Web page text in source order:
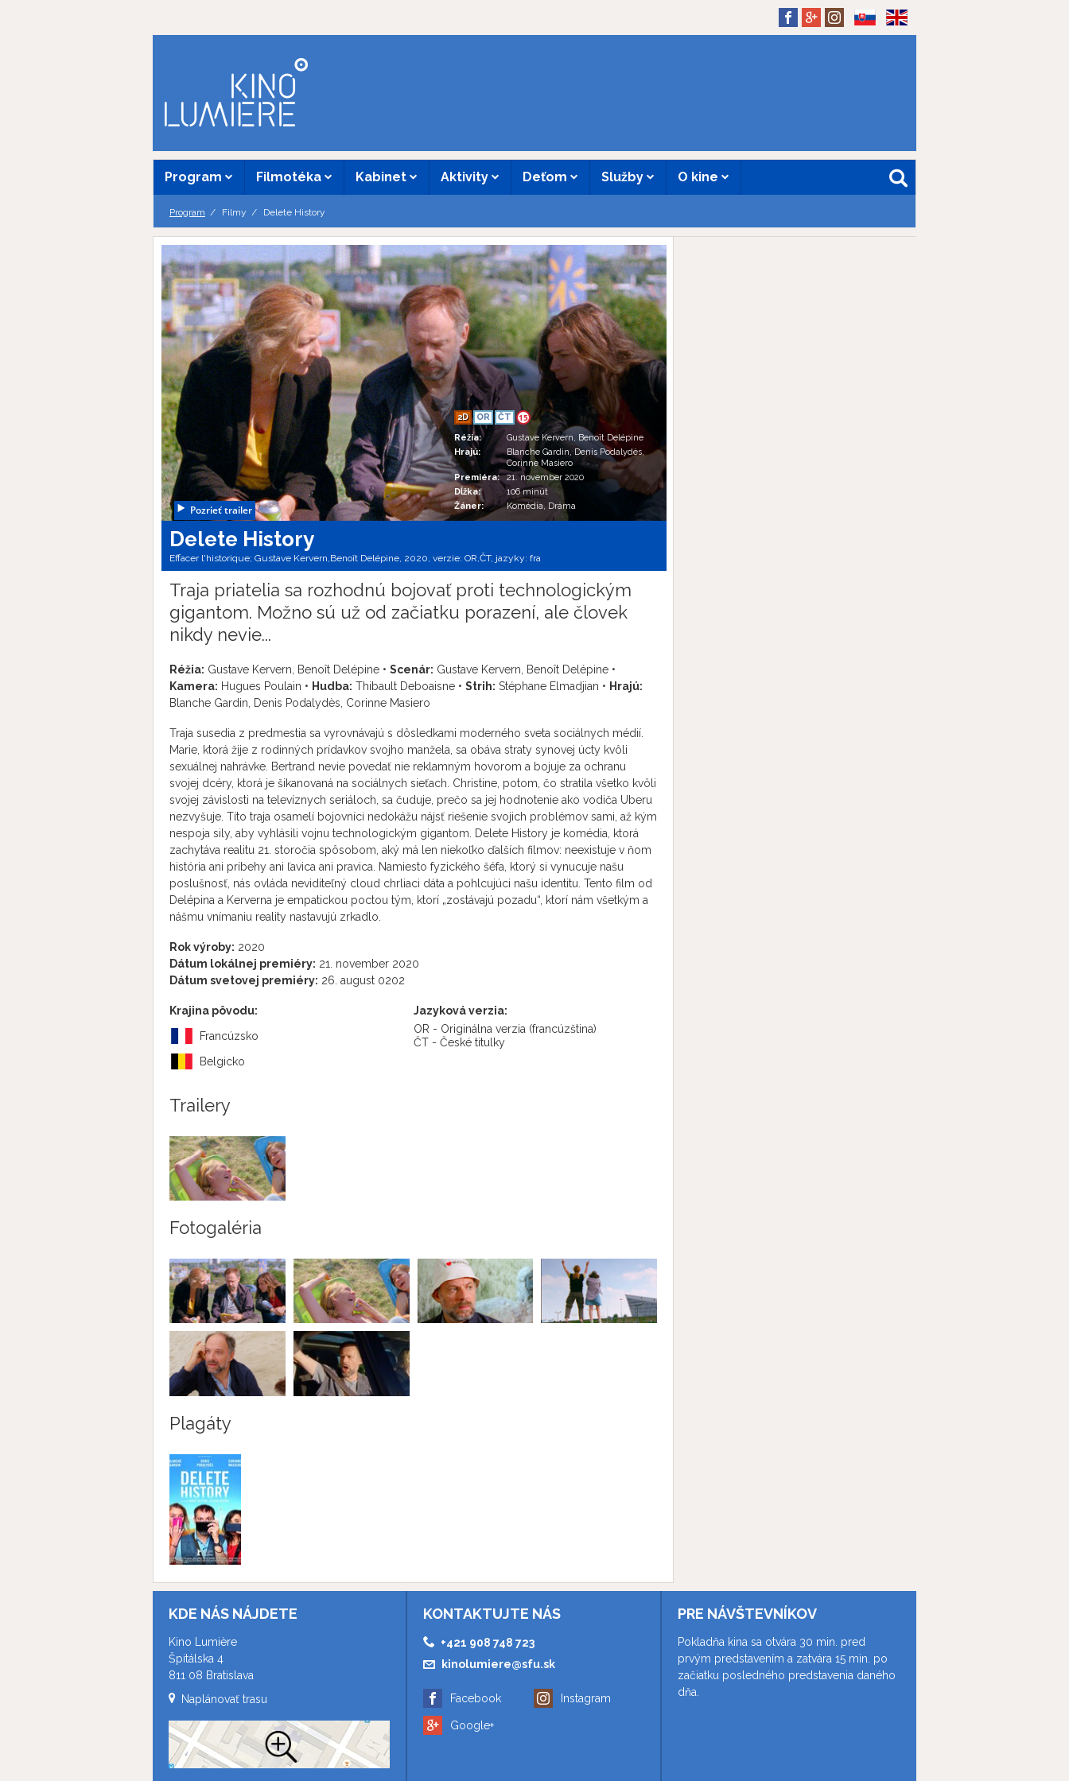
Program Filmotéka Kabinet Aktivity Deťom Služby O kine
Program Filmy Delete History
Pozrieť trailer
2D OR ČT 15
Réžia:
Gustave Kervern, Benoît Delépine
Hrajú:
Blanche Gardin, Denis Podalydès,
Corinne Masiero
Premiéra:
21. november 2020
Dĺžka:
106 minút
Žáner:
Komédia, Dráma
Delete History
Effacer l'historique; Gustave Kervern,Benoît Delépine, 2020, verzie: OR,ČT, jazyky: fra
Traja priatelia sa rozhodnú bojovať proti technologickým
gigantom. Možno sú už od začiatku porazení, ale človek
nikdy nevie...
Réžia: Gustave Kervern, Benoît Delépine • Scenár: Gustave Kervern, Benoît Delépine •
Kamera: Hugues Poulain • Hudba: Thibault Deboaisne • Strih: Stéphane Elmadjian • Hrajú:
Blanche Gardin, Denis Podalydès, Corinne Masiero
Traja susedia z predmestia sa vyrovnávajú s dôsledkami moderného sveta sociálnych médií.
Marie, ktorá žije z rodinných prídavkov svojho manžela, sa obáva straty synovej úcty kvôli
sexuálnej nahrávke. Bertrand nevie povedať nie reklamným hovorom a bojuje za ochranu
svojej dcéry, ktorá je šikanovaná na sociálnych sieťach. Christine, potom, čo stratila všetko kvôli
svojej závislosti na televíznych seriáloch, sa čuduje, prečo sa jej hodnotenie ako vodiča Uberu
nezvyšuje. Títo traja osamelí bojovníci nedokážu nájsť riešenie svojich problémov sami, až kým
nespoja sily, aby vyhlásili vojnu technologickým gigantom. Delete History je komédia, ktorá
zachytáva realitu 21. storočia spôsobom, aký má len niekoľko ďalších filmov: neexistuje v ňom
história ani príbehy ani ľavica ani pravica. Namiesto fyzického šéfa, ktorý si vynucuje našu
poslušnosť, nás ovláda neviditeľný cloud chrliaci dáta a pohlcujúci našu identitu. Tento film od
Delépina a Kerverna je empatickou poctou tým, ktorí „zostávajú pozadu“, ktorí nám všetkým a
nášmu vnímaniu reality nastavujú zrkadlo.
Rok výroby: 2020
Dátum lokálnej premiéry: 21. november 2020
Dátum svetovej premiéry: 26. august 0202
Krajina pôvodu:
Francúzsko
Belgicko
Jazyková verzia:
OR - Originálna verzia (francúzština)
ČT - České titulky
Trailery
Fotogaléria
Plagáty
KDE NÁS NÁJDETE
Kino Lumière
Špitálska 4
811 08 Bratislava
Naplánovať trasu
KONTAKTUJTE NÁS
+421 908 748 723
kinolumiere@sfu.sk
Facebook
Google+
Instagram
PRE NÁVŠTEVNÍKOV
Pokladňa kina sa otvára 30 min. pred
prvým predstavením a zatvára 15 min. po
začiatku posledného predstavenia daného
dňa.